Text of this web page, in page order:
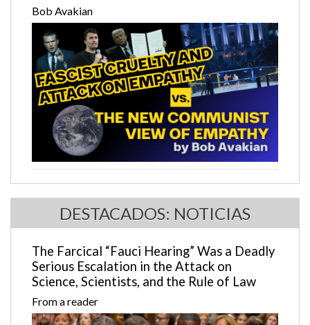
Bob Avakian
DESTACADOS: NOTICIAS
The Farcical “Fauci Hearing” Was a Deadly
Serious Escalation in the Attack on
Science, Scientists, and the Rule of Law
From a reader